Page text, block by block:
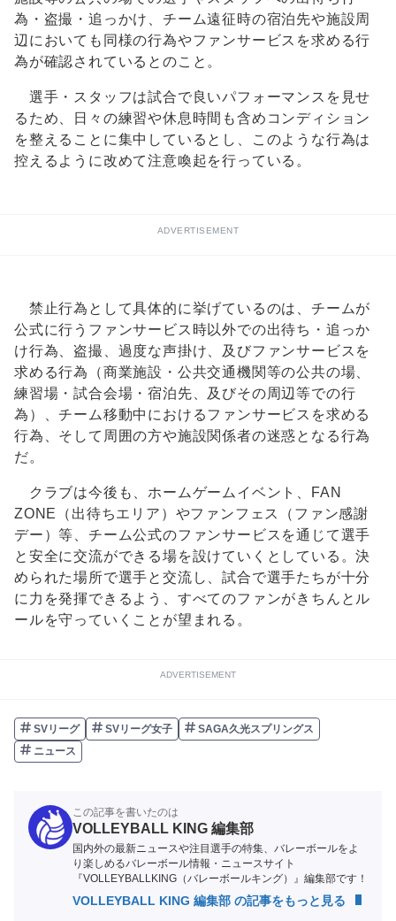
為・盗撮・追っかけ、チーム遠征時の宿泊先や施設周
辺においても同様の行為やファンサービスを求める行
為が確認されているとのこと。
選手・スタッフは試合で良いパフォーマンスを見せ
るため、日々の練習や休息時間も含めコンディション
を整えることに集中しているとし、このような行為は
控えるように改めて注意喚起を行っている。
ADVERTISEMENT
禁止行為として具体的に挙げているのは、チームが
公式に行うファンサービス時以外での出待ち・追っか
け行為、盗撮、過度な声掛け、及びファンサービスを
求める行為（商業施設・公共交通機関等の公共の場、
練習場・試合会場・宿泊先、及びその周辺等での行
為）、チーム移動中におけるファンサービスを求める
行為、そして周囲の方や施設関係者の迷惑となる行為
だ。
クラブは今後も、ホームゲームイベント、FAN
ZONE（出待ちエリア）やファンフェス（ファン感謝
デー）等、チーム公式のファンサービスを通じて選手
と安全に交流ができる場を設けていくとしている。決
められた場所で選手と交流し、試合で選手たちが十分
に力を発揮できるよう、すべてのファンがきちんとル
ールを守っていくことが望まれる。
ADVERTISEMENT
SVリーグ SVリーグ女子
SAGA久光スプリングス
ニュース
この記事を書いたのは
VOLLEYBALL KING 編集部
国内外の最新ニュースや注目選手の特集、バレーボールをよ
り楽しめるバレーボール情報・ニュースサイト
『VOLLEYBALLKING（バレーボールキング）』編集部です！
VOLLEYBALL KING 編集部 の記事をもっと見る